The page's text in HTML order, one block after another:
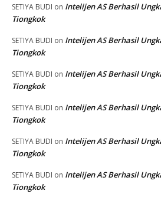
SETIYA BUDI on Intelijen AS Berhasil
Tiongkok
SETIYA BUDI on Intelijen AS Berhasil
Tiongkok
SETIYA BUDI on Intelijen AS Berhasil
Tiongkok
SETIYA BUDI on Intelijen AS Berhasil
Tiongkok
SETIYA BUDI on Intelijen AS Berhasil
Tiongkok
SETIYA BUDI on Intelijen AS Berhasil
Tiongkok